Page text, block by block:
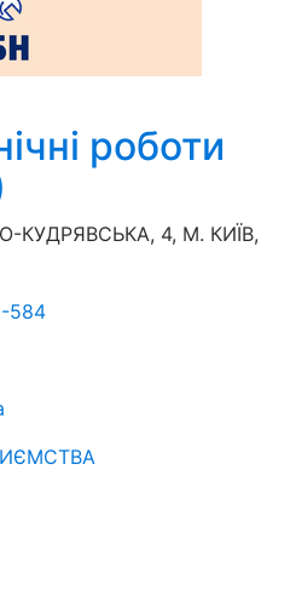
роботи
КУДРЯВСЬКА, 4, М. КИЇВ,
584